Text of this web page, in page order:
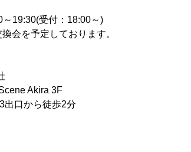
19:30(受付：18:00～)
会を予定しております。
Akira 3F
口から徒歩2分